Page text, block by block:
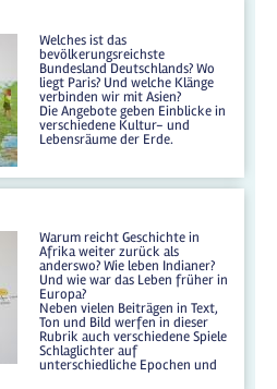
Welches ist das
bevölkerungsreichste
Bundesland Deutschlands? Wo
liegt Paris? Und welche Klänge
verbinden wir mit Asien?
Die Angebote geben Einblicke in
verschiedene Kultur- und
Lebensräume der Erde.
Warum reicht Geschichte in
Afrika weiter zurück als
anderswo? Wie leben Indianer?
Und wie war das Leben früher in
Europa?
Neben vielen Beiträgen in Text,
Ton und Bild werfen in dieser
Rubrik auch verschiedene Spiele
Schlaglichter auf
unterschiedliche Epochen und